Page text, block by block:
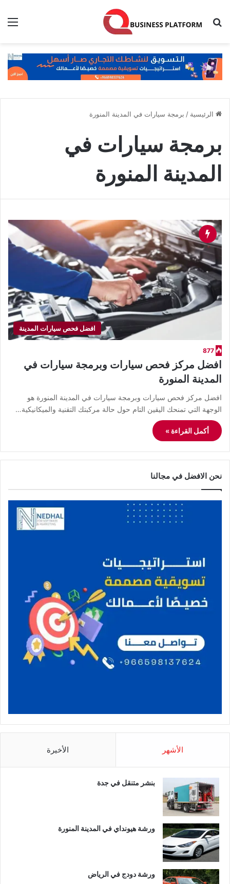
بحث عن
الرئيسية / برمجة سيارات في المدينة المنورة
برمجة سيارات في
المدينة المنورة
افضل فحص سيارات المدينة
877
افضل مركز فحص سيارات وبرمجة سيارات في
المدينة المنورة
افضل مركز فحص سيارات وبرمجة سيارات في المدينة المنورة هو
الوجهة التي تمنحك اليقين التام حول حالة مركبتك التقنية والميكانيكية…
أكمل القراءة »
نحن الافضل في مجالنا
الأشهر الأخيرة
بنشر متنقل في جدة
ورشة هيونداي في المدينة المنورة
ورشة دودج في الرياض